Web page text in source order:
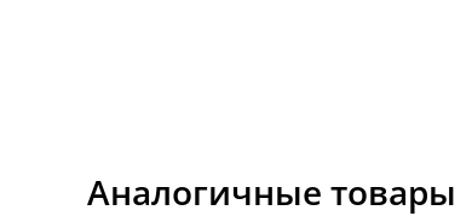
Аналогичные товары